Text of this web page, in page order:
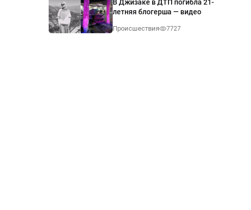
В Джизаке в ДТП погибла 21-
летняя блогерша — видео
Происшествия 7727